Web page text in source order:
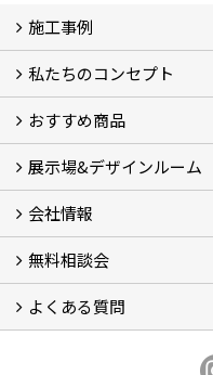
施工事例
施工事例
お客様の声 (46)
私たちのコンセプト
コンセプト
完成までの流れ
お庭のメンテナンスにつ
おすすめ商品
オリジナル帆布のサイク
NEW スマートサイクル
おしゃれな物置 (8)
門扉 (6)
ウッドフェンス (16)
アイアンの商品 (6)
ガーデニング雑貨 (3)
ガーデン書&ガーデンア
こだわりのオリジナル商
おすすめの植物 (29)
箱庭ガーデン
ポット苗
展示場&デザインルーム
展示場&デザインルーム
会社情報
会社概要
スタッフ紹介 (11)
ブログ
コラム
アクセス
求人募集
無料相談会
無料相談会
よくある質問
アフターサービス・ア